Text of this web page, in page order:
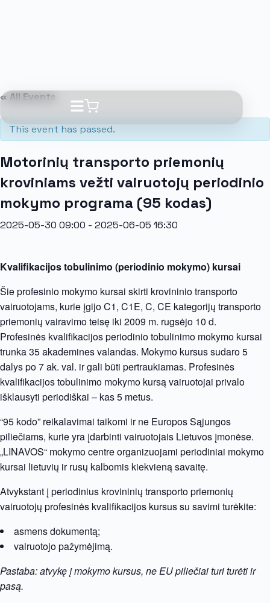
« All Events
This event has passed.
Motorinių transporto priemonių
kroviniams vežti vairuotojų periodinio
mokymo programa (95 kodas)
2025-05-30 09:00 - 2025-06-05 16:30
Kvalifikacijos tobulinimo (periodinio mokymo) kursai
Šie profesinio mokymo kursai skirti krovininio transporto
vairuotojams, kurie įgijo C1, C1E, C, CE kategorijų transporto
priemonių vairavimo teisę iki 2009 m. rugsėjo 10 d.
Profesinės kvalifikacijos periodinio tobulinimo mokymo kursai
trunka 35 akademines valandas. Mokymo kursus sudaro 5
dalys po 7 ak. val. ir gali būti pertraukiamas. Profesinės
kvalifikacijos tobulinimo mokymo kursą vairuotojai privalo
išklausyti periodiškai – kas 5 metus.
“95 kodo” reikalavimai taikomi ir ne Europos Sąjungos
piliečiams, kurie yra įdarbinti vairuotojais Lietuvos įmonėse.
„LINAVOS“ mokymo centre organizuojami periodiniai mokymo
kursai lietuvių ir rusų kalbomis kiekvieną savaitę.
Atvykstant į periodinius krovininių transporto priemonių
vairuotojų profesinės kvalifikacijos kursus su savimi turėkite:
asmens dokumentą;
vairuotojo pažymėjimą.
Pastaba: atvykę į mokymo kursus, ne EU piliečiai turi turėti ir
pasą.